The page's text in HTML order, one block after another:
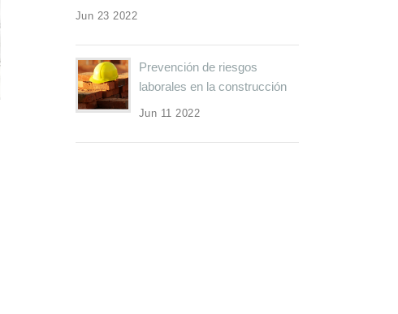
Jun 23 2022
Prevención de riesgos
laborales en la construcción
Jun 11 2022